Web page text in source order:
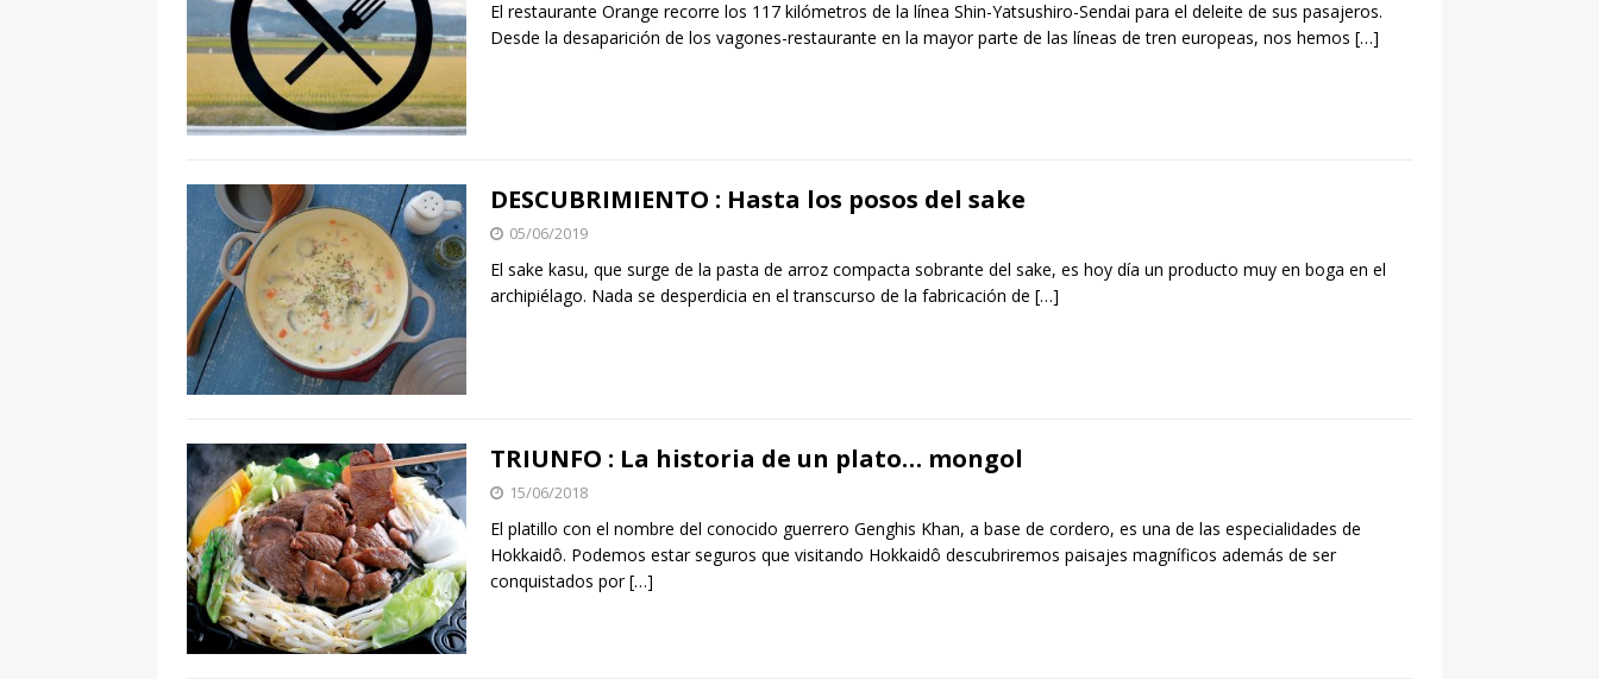
El restaurante Orange recorre los 117 kilómetros de la línea Shin-Yatsushiro-Sendai para el deleite de sus pasajeros.
Desde la desaparición de los vagones-restaurante en la mayor parte de las líneas de tren europeas, nos hemos […]
DESCUBRIMIENTO : Hasta los posos del sake
05/06/2019
El sake kasu, que surge de la pasta de arroz compacta sobrante del sake, es hoy día un producto muy en boga en el
archipiélago. Nada se desperdicia en el transcurso de la fabricación de […]
TRIUNFO : La historia de un plato… mongol
15/06/2018
El platillo con el nombre del conocido guerrero Genghis Khan, a base de cordero, es una de las especialidades de
Hokkaidô. Podemos estar seguros que visitando Hokkaidô descubriremos paisajes magníficos además de ser
conquistados por[…]